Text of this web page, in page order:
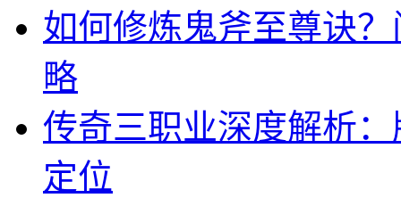
如何修炼鬼斧至尊诀
略
传奇三职业深度解析
定位